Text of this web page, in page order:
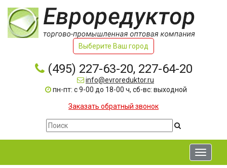
Выберите Ваш город
(495) 227-63-20, 227-64-20
info@evroreduktor.ru
пн-пт: с 9-00 до 18-00 ч, сб-вс: выходной
Заказать обратный звонок
Toggle